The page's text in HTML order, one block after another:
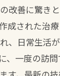
改善に驚き
成された治
、日常生活
、一度の訪